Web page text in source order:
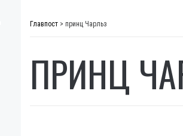
Главпост > принц Чарльз
ПРИНЦ